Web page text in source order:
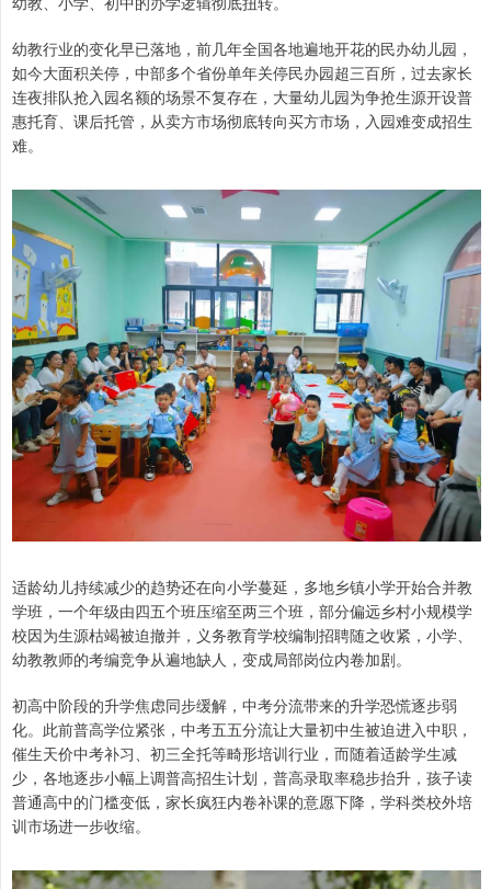
幼教行业的变化早已落地，前几年全国各地遍地开花的民办幼儿园，
如今大面积关停，中部多个省份单年关停民办园超三百所，过去家长
连夜排队抢入园名额的场景不复存在，大量幼儿园为争抢生源开设普
惠托育、课后托管，从卖方市场彻底转向买方市场，入园难变成招生
难。
适龄幼儿持续减少的趋势还在向小学蔓延，多地乡镇小学开始合并教
学班，一个年级由四五个班压缩至两三个班，部分偏远乡村小规模学
校因为生源枯竭被迫撤并，义务教育学校编制招聘随之收紧，小学、
幼教教师的考编竞争从遍地缺人，变成局部岗位内卷加剧。
初高中阶段的升学焦虑同步缓解，中考分流带来的升学恐慌逐步弱
化。此前普高学位紧张，中考五五分流让大量初中生被迫进入中职，
催生天价中考补习、初三全托等畸形培训行业，而随着适龄学生减
少，各地逐步小幅上调普高招生计划，普高录取率稳步抬升，孩子读
普通高中的门槛变低，家长疯狂内卷补课的意愿下降，学科类校外培
训市场进一步收缩。